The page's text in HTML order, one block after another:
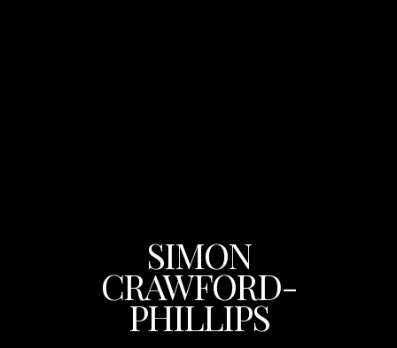
SIMON
CRAWFORD-
PHILLIPS